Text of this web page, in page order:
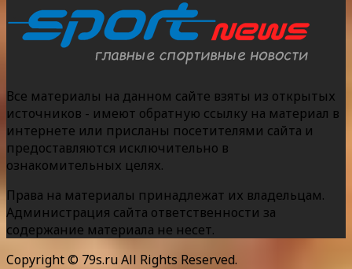
Все материалы на данном сайте взяты из открытых
источников - имеют обратную ссылку на материал в
интернете или присланы посетителями сайта и
предоставляются исключительно в
ознакомительных целях.
Права на материалы принадлежат их владельцам.
Администрация сайта ответственности за
содержание материала не несет.
Copyright © 79s.ru All Rights Reserved.